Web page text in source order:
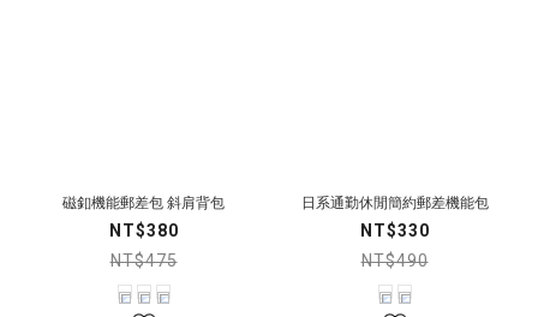
磁釦機能郵差包 斜肩背包
NT$380
NT$475
日系通勤休閒簡約郵差機能包
NT$330
NT$490